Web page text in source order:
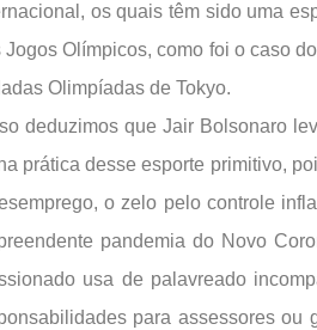
os quais têm sido uma
Jogos Olímpicos, como foi o caso
Olimpíadas de Tokyo.
deduzimos que Jair Bolsonaro
prática desse esporte primitivo,
o zelo pelo controle
pandemia do Novo
usa de palavreado
para assessores ou